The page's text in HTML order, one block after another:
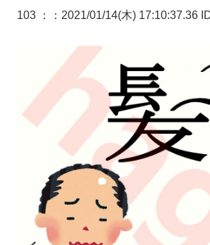
103 ： ：2021/01/14(木) 17:10:37.36